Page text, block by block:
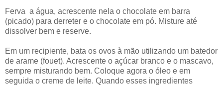
Ferva a água, acrescente nela o chocolate em barra
(picado) para derreter e o chocolate em pó. Misture até
dissolver bem e reserve.
Em um recipiente, bata os ovos à mão utilizando um batedor
de arame (fouet). Acrescente o açúcar branco e o mascavo,
sempre misturando bem. Coloque agora o óleo e em
seguida o creme de leite. Quando esses ingredientes